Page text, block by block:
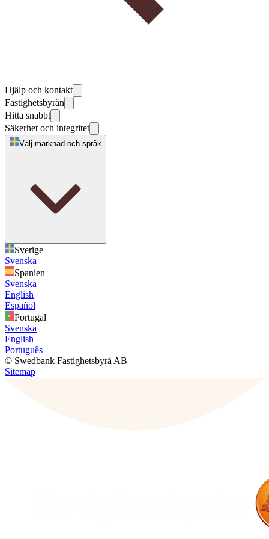
Hjälp och kontakt
Fastighetsbyrån
Hitta snabbt
Säkerhet och integritet
Välj marknad och språk
Sverige
Svenska
Spanien
Svenska
English
Español
Portugal
Svenska
English
Português
© Swedbank Fastighetsbyrå AB
Sitemap